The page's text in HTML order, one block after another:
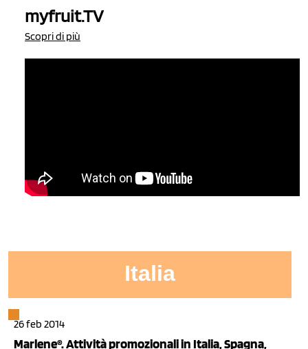
myfruit.TV
Scopri di più
Italia
26 feb 2014
Marlene®. Attività promozionali in Italia, Spagna,